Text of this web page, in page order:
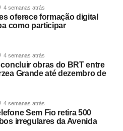
4 semanas atrás
oferece formação digital
como participar
4 semanas atrás
obras do BRT entre
Grande até dezembro de
4 semanas atrás
Sem Fio retira 500
irregulares da Avenida